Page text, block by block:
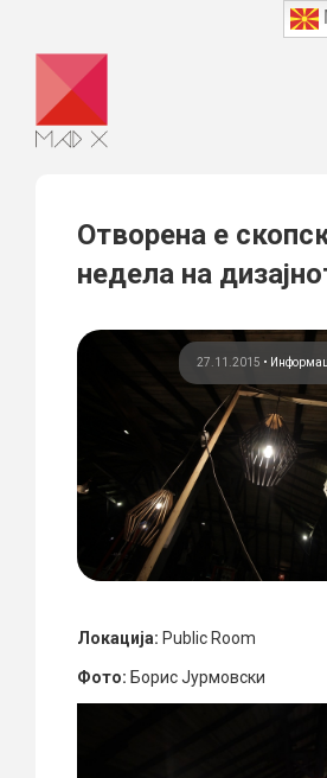
content
Отворена е
недела на
27.11.2015 •
Локација: Public Room
Фото: Борис Јурмовски